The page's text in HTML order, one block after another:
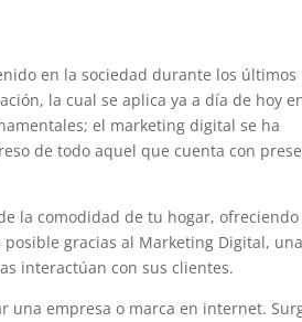
en la sociedad durante los últimos
la cual se aplica ya a día de hoy
el marketing digital se ha
de todo aquel que cuenta con
la comodidad de tu hogar, ofreciendo
gracias al Marketing Digital, una
interactúan con sus clientes.
una empresa o marca en internet.